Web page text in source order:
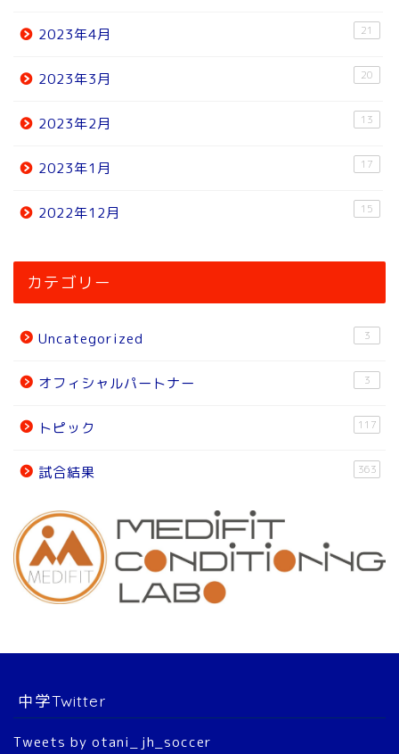
2023年4月 21
2023年3月 20
2023年2月 13
2023年1月 17
2022年12月 15
カテゴリー
Uncategorized 3
オフィシャルパートナー 3
トピック 117
試合結果 363
中学Twitter
Tweets by otani_jh_soccer
ニュース
チーム紹介
選 手